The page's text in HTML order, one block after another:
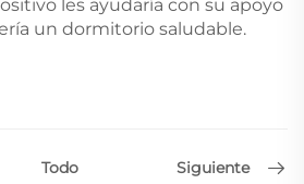
les ayudaría con su apoyo
un dormitorio saludable.
Todo Siguiente